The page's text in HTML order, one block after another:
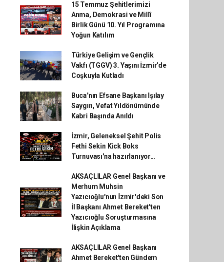
15 Temmuz Şehitlerimizi
Anma, Demokrasi ve Millî
Birlik Günü 10. Yıl Programına
Yoğun Katılım
Türkiye Gelişim ve Gençlik
Vakfı (TGGV) 3. Yaşını İzmir’de
Coşkuyla Kutladı
Buca'nın Efsane Başkanı Işılay
Saygın, Vefat Yıldönümünde
Kabri Başında Anıldı
İzmir, Geleneksel Şehit Polis
Fethi Sekin Kick Boks
Turnuvası'na hazırlanıyor…
AKSAÇLILAR Genel Başkanı ve
Merhum Muhsin
Yazıcıoğlu'nun İzmir'deki Son
İl Başkanı Ahmet Bereket'ten
Yazıcıoğlu Soruşturmasına
İlişkin Açıklama
AKSAÇLILAR Genel Başkanı
Ahmet Bereket'ten Gündem